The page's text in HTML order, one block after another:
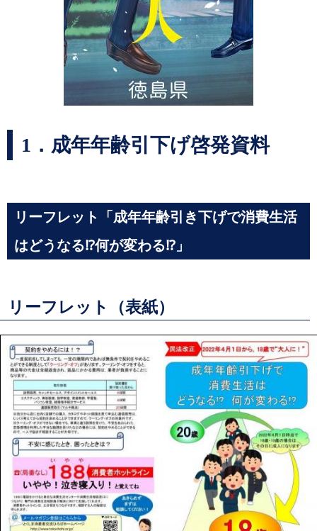
1．成年年齢引下げ啓発資料
リーフレット「成年年齢引き下げで消費生活
はどうなる⁉何が変わる⁉」
リーフレット（表紙）